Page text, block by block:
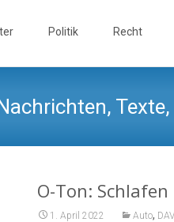
Politik Recht
O-Ton:
1. April 2022 Auto, DAV